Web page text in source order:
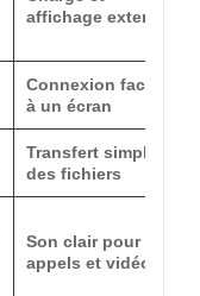
affichage externe
Connexion facile
à un écran
Transfert simple
des fichiers
Son clair pour
appels et vidéos